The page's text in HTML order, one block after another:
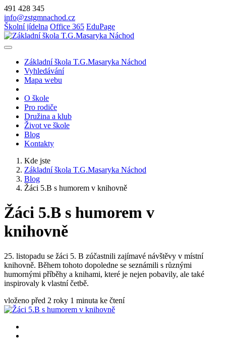
491 428 345
info@zstgmnachod.cz
Školní jídelna Office 365 EduPage
Základní škola T.G.Masaryka Náchod
Vyhledávání
Mapa webu
O škole
Pro rodiče
Družina a klub
Život ve škole
Blog
Kontakty
Kde jste
Základní škola T.G.Masaryka Náchod
Blog
Žáci 5.B s humorem v knihovně
Žáci 5.B s humorem v
knihovně
25. listopadu se žáci 5. B zúčastnili zajímavé návštěvy v místní
knihovně. Během tohoto dopoledne se seznámili s různými
humornými příběhy a knihami, které je nejen pobavily, ale také
inspirovaly k vlastní četbě.
vloženo před 2 roky 1 minuta ke čtení